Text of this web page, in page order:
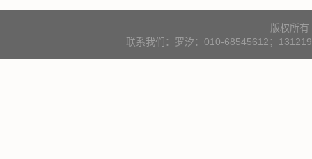
版权所
联系我们：罗汐：010-68545612；